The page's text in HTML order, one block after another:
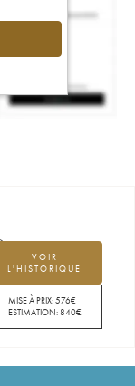
VOIR
L'HISTORIQUE
MISE À PRIX:576€
ESTIMATION:840€